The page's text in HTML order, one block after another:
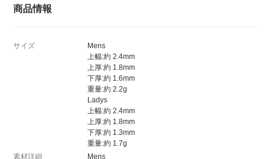
商品情報
サイズ
Mens
上幅:約 2.4mm
上厚:約 1.8mm
下厚:約 1.6mm
重量:約 2.2g
Ladys
上幅:約 2.4mm
上厚:約 1.8mm
下厚:約 1.3mm
重量:約 1.7g
素材詳細
Mens